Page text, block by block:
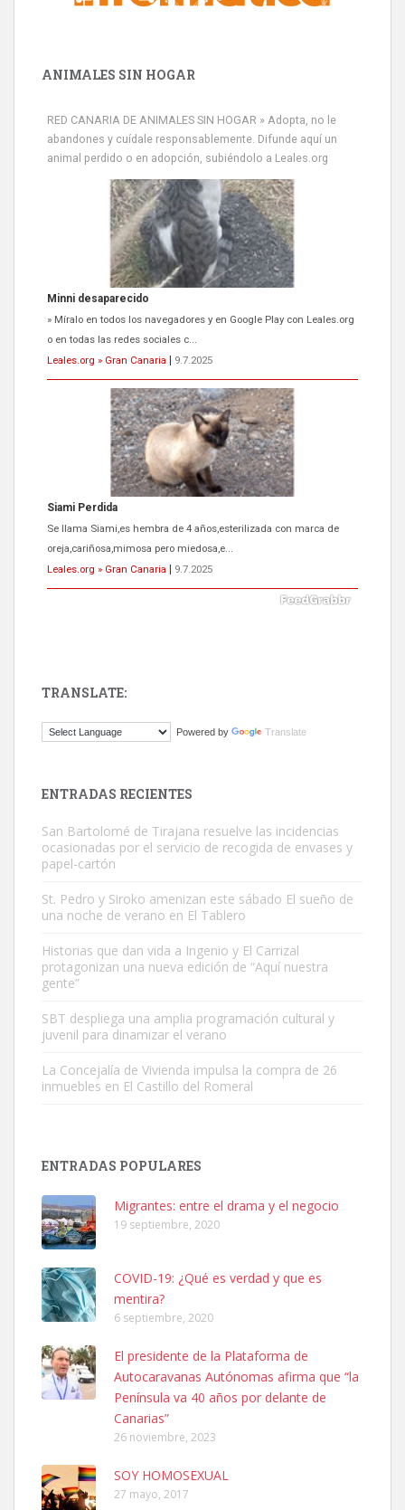
ANIMALES SIN HOGAR
RED CANARIA DE ANIMALES SIN HOGAR » Adopta, no le
abandones y cuídale responsablemente. Difunde aquí un
animal perdido o en adopción, subiéndolo a Leales.org
Siami Perdida
Se llama Siami,es hembra de 4 años,esterilizada con marca de
oreja,cariñosa,mimosa pero miedosa,e...
Leales.org » Gran Canaria
9.7.2025
ADOPCIÓN URGENTE GATA TEROR GRAN CANARIA
El ayuntamiento se va a llevar a Los Gatos callejeros de la zona los
próximos días, ella incluida...
Leales.org » Gran Canaria
9.7.2025
Este gato macho ha aparecido en la calle hace menos de un mes,
Busco adopción responsable para mi perra. Pastor alemán,
hembra, 4 años. Por motivos personales ...
Leales.org » Gran Canaria
Leales.org » Gran Canaria
Ninfa perdida
El día 5 se los perdió una ninfa papillera, asustada tiene miedo a la
calle, se perdió por la zon...
Leales.org » Gran Canaria
6.7.2025
TRANSLATE:
Powered by Translate
ENTRADAS RECIENTES
San Bartolomé de Tirajana resuelve las incidencias
ocasionadas por el servicio de recogida de envases y
papel-cartón
St. Pedro y Siroko amenizan este sábado El sueño de
una noche de verano en El Tablero
Historias que dan vida a Ingenio y El Carrizal
protagonizan una nueva edición de “Aquí nuestra
gente”
SBT despliega una amplia programación cultural y
juvenil para dinamizar el verano
La Concejalía de Vivienda impulsa la compra de 26
inmuebles en El Castillo del Romeral
ENTRADAS POPULARES
Migrantes: entre el drama y el negocio
19 septiembre, 2020
COVID-19: ¿Qué es verdad y que es
mentira?
6 septiembre, 2020
El presidente de la Plataforma de
Autocaravanas Autónomas afirma que “la
Península va 40 años por delante de
Canarias”
26 noviembre, 2023
SOY HOMOSEXUAL
27 mayo, 2017